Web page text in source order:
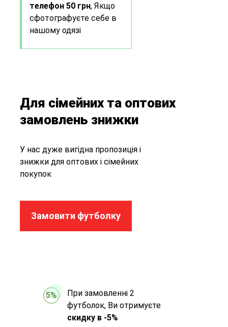
телефон 50 грн, Якщо
сфотографуєте себе в
нашому одязі
Для сімейних та оптових
замовлень знижки
У нас дуже вигідна пропозиція і
знижки для оптових і сімейних
покупок
Замовити футболку
5%
При замовленні 2
футболок, Ви отримуєте
скидку в -5%